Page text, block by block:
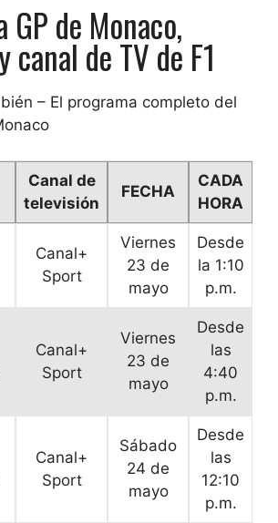
GP de Monaco,
canal de TV de F1
– El programa completo del
Canal de
televisión
FECHA
CADA
HORA
Canal+
Sport
Viernes
23 de
mayo
Desde
la 1:10
p.m.
Canal+
Sport
Viernes
23 de
mayo
Desde
las
4:40
p.m.
Canal+
Sport
Sábado
24 de
mayo
Desde
las
12:10
p.m.